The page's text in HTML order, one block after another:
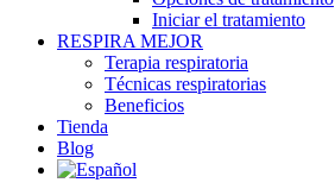
Iniciar el tratamiento
RESPIRA MEJOR
Terapia respiratoria
Técnicas respiratorias
Beneficios
Tienda
Blog